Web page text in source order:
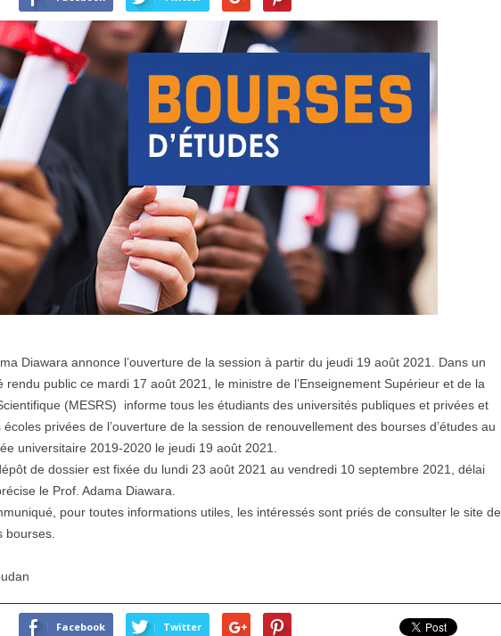
Diawara annonce l’ouverture de la session à partir du jeudi 19 août 2021. Dans un
rendu public ce mardi 17 août 2021, le ministre de l’Enseignement Supérieur et de la
(MESRS) informe tous les étudiants des universités publiques et privées et
privées de l’ouverture de la session de renouvellement des bourses d’études au
universitaire 2019-2020 le jeudi 19 août 2021.
de dossier est fixée du lundi 23 août 2021 au vendredi 10 septembre 2021, délai
le Prof. Adama Diawara.
pour toutes informations utiles, les intéressés sont priés de consulter le site de
bourses.
Facebook Twitter